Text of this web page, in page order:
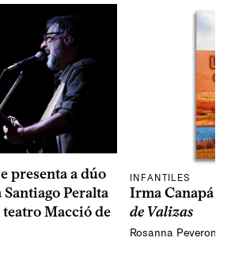
presenta a dúo
Peralta
teatro Macció de
INFANTILES
Irma Canapá
de Valizas
Rosanna Peveroni